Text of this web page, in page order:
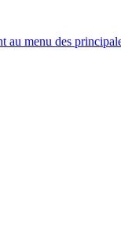
au menu des